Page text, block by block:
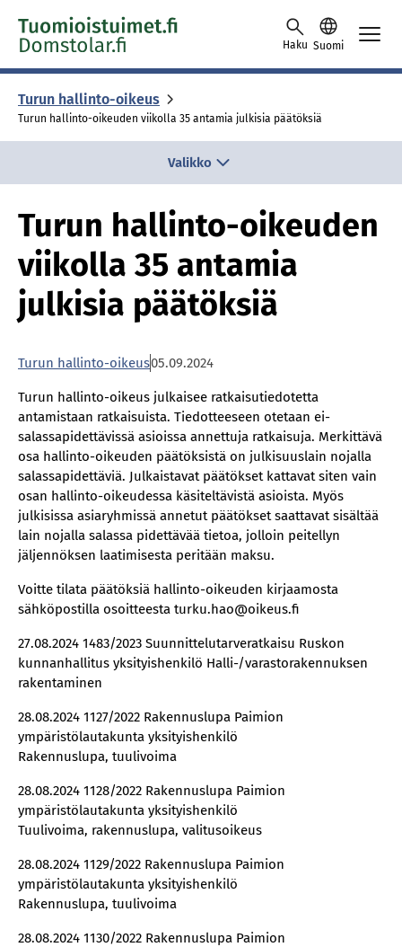
Skip to content -saavutettavuusohje
Haku Suomi
Turun hallinto-oikeus
Turun hallinto-oikeuden viikolla 35 antamia julkisia päätöksiä
Valikko
Turun hallinto-oikeuden
viikolla 35 antamia
julkisia päätöksiä
Turun hallinto-oikeus05.09.2024
Turun hallinto-oikeus julkaisee ratkaisutiedotetta
antamistaan ratkaisuista. Tiedotteeseen otetaan ei-
salassapidettävissä asioissa annettuja ratkaisuja. Merkittävä
osa hallinto-oikeuden päätöksistä on julkisuuslain nojalla
salassapidettäviä. Julkaistavat päätökset kattavat siten vain
osan hallinto-oikeudessa käsiteltävistä asioista. Myös
julkisissa asiaryhmissä annetut päätökset saattavat sisältää
lain nojalla salassa pidettävää tietoa, jolloin peitellyn
jäljennöksen laatimisesta peritään maksu.
Voitte tilata päätöksiä hallinto-oikeuden kirjaamosta
sähköpostilla osoitteesta turku.hao@oikeus.fi
27.08.2024 1483/2023 Suunnittelutarveratkaisu Ruskon
kunnanhallitus yksityishenkilö Halli-/varastorakennuksen
rakentaminen
28.08.2024 1127/2022 Rakennuslupa Paimion
ympäristölautakunta yksityishenkilö
Rakennuslupa, tuulivoima
28.08.2024 1128/2022 Rakennuslupa Paimion
ympäristölautakunta yksityishenkilö
Tuulivoima, rakennuslupa, valitusoikeus
28.08.2024 1129/2022 Rakennuslupa Paimion
ympäristölautakunta yksityishenkilö
Rakennuslupa, tuulivoima
28.08.2024 1130/2022 Rakennuslupa Paimion